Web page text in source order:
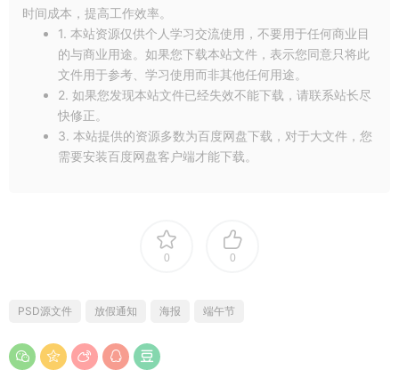
时间成本，提高工作效率。
1. 本站资源仅供个人学习交流使用，不要用于任何商业目
的与商业用途。如果您下载本站文件，表示您同意只将此
文件用于参考、学习使用而非其他任何用途。
2. 如果您发现本站文件已经失效不能下载，请联系站长尽
快修正。
3. 本站提供的资源多数为百度网盘下载，对于大文件，您
需要安装百度网盘客户端才能下载。
0 0
PSD源文件 放假通知 海报 端午节